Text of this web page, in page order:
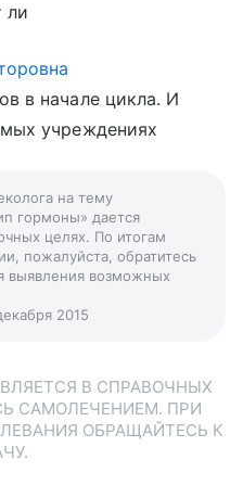
ли
в начале цикла. И
учреждениях
на тему
гормоны» дается
целях. По итогам
пожалуйста, обратитесь
выявления возможных
2015
В СПРАВОЧНЫХ
САМОЛЕЧЕНИЕМ. ПРИ
ОБРАЩАЙТЕСЬ К